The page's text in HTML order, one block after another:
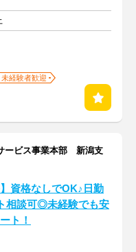
未経験者歓迎
ービス事業本部 新潟支
】資格なしでOK♪日勤
相談可◎未経験でも安
ト！